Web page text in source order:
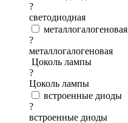
?
светодиодная
металлогалогеновая
?
металлогалогеновая
Цоколь лампы
?
Цоколь лампы
встроенные диоды
?
встроенные диоды